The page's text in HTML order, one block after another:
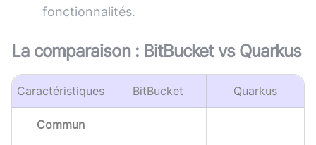
fonctionnalités.
La comparaison : BitBucketvs Quarkus
Caractéristiques BitBucket Quarkus
Commun